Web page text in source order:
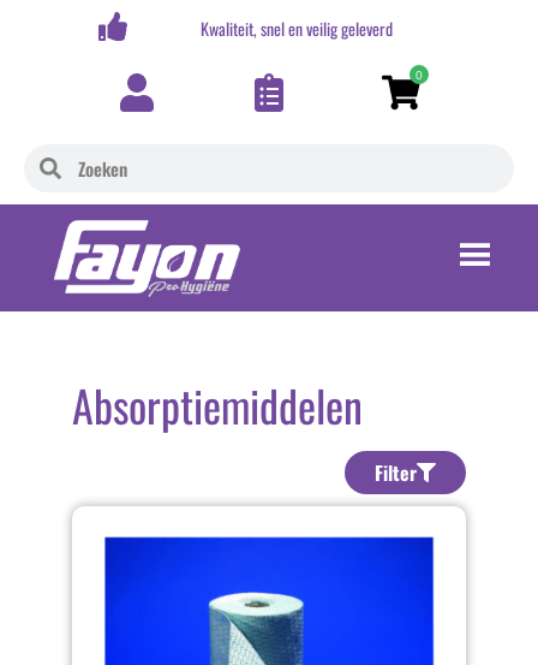
Kwaliteit, snel en veilig geleverd
0
Absorptiemiddelen
Filter